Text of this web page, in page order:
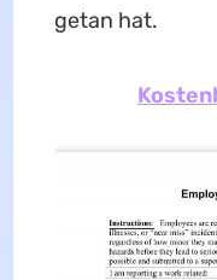
getan hat.